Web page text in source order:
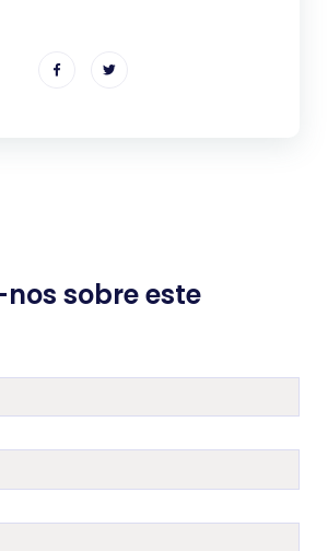
sobre este